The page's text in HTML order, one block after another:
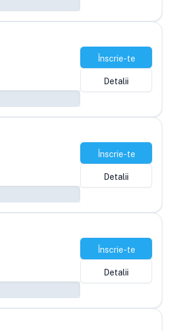
Înscrie-te
Detalii
Înscrie-te
Detalii
Înscrie-te
Detalii